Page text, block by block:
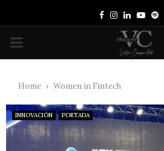
Facebook
Instagram
Linkedin
PRIMARY
Home Women in Fintech
INNOVACIÓN PORTADA